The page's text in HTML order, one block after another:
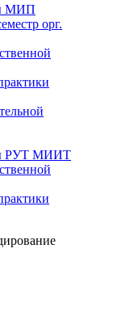
МИП
орг.
РУТ МИИТ